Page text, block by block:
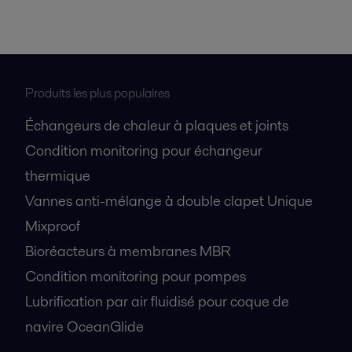
Produits les plus populaires
Échangeurs de chaleur à plaques et joints
Condition monitoring pour échangeur
thermique
Vannes anti-mélange à double clapet Unique
Mixproof
Bioréacteurs à membranes MBR
Condition monitoring pour pompes
Lubrification par air fluidisé pour coque de
navire OceanGlide